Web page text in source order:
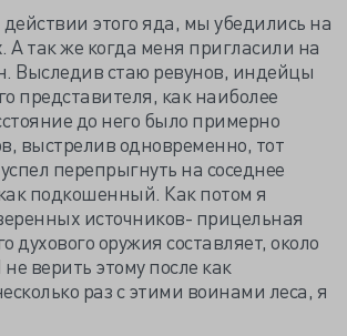
этого яда, мы убедились на
А так же когда меня пригласили на
Выследив стаю ревунов, индейцы
представителя, как наиболее
до него было примерно
выстрелив одновременно, тот
перепрыгнуть на соседнее
подкошенный. Как потом я
источников- прицельная
духового оружия составляет, около
верить этому после как
раз с этими воинами леса, я